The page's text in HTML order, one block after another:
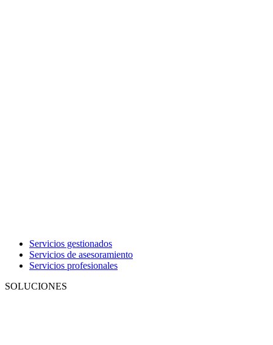
Servicios gestionados
Servicios de asesoramiento
Servicios profesionales
SOLUCIONES